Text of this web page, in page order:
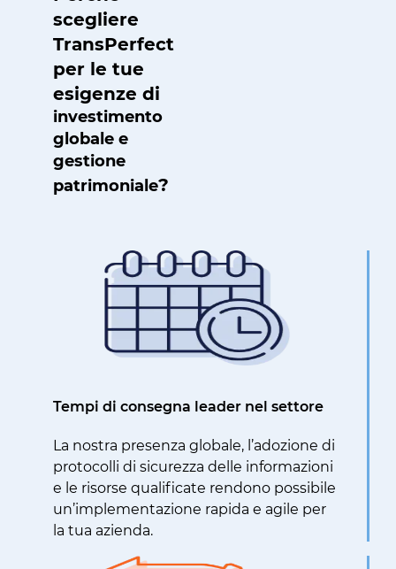
scegliere
TransPerfect
per le tue
esigenze di
investimento
globale e
gestione
patrimoniale?
Tempi di consegna leader nel settore
La nostra presenza globale, l’adozione di
protocolli di sicurezza delle informazioni
e le risorse qualificate rendono possibile
un’implementazione rapida e agile per
la tua azienda.